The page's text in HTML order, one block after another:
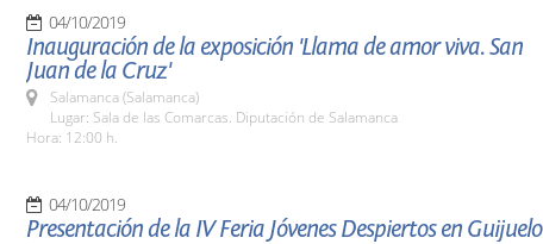
04/10/2019
Inauguración de la exposición 'Llama de amor viva. San
Juan de la Cruz'
Salamanca (Salamanca)
Lugar: Sala de las Comarcas. Diputación de Salamanca
Hora: 12:00 h.
04/10/2019
Presentación de la IV Feria Jóvenes Despiertos en Guijuelo